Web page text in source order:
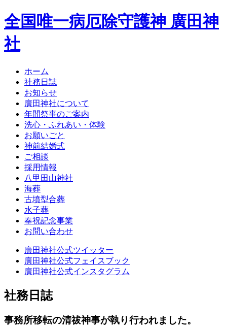
全国唯一病厄除守護神 廣田神
社
ホーム
社務日誌
お知らせ
廣田神社について
年間祭事のご案内
洗心・ふれあい・体験
お願いごと
神前結婚式
ご相談
採用情報
八甲田山神社
海葬
古墳型合葬
水子葬
奉祝記念事業
お問い合わせ
廣田神社公式ツイッター
廣田神社公式フェイスブック
廣田神社公式インスタグラム
社務日誌
事務所移転の清祓神事が執り行われました。